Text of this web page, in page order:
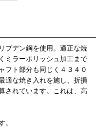
ブデン鋼を使用。適正な焼
ミラーポリッシュ加工まで
フト部分も同じく４３４０
適な焼き入れを施し、折損
されています。これは、高
。